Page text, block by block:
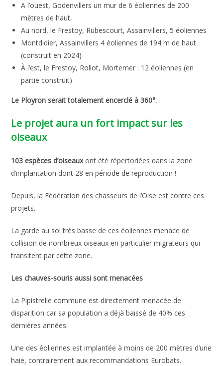
A l’ouest, Godenvillers un mur de 6 éoliennes de 200
mètres de haut,
Au nord, le Frestoy, Rubescourt, Assainvillers, 5 éoliennes
Montdidier, Assainvillers 4 éoliennes de 194 m de haut
(construit en 2024)
À l’est, le Frestoy, Rollot, Mortemer : 12 éoliennes (en
partie construit)
Le Ployron serait totalement encerclé à 360°.
Le projet aura un fort impact sur les
oiseaux
103 espèces d’oiseauxont été répertoriées dans la zone
d’implantation dont 28 en période de reproduction !
Depuis, la Fédération des chasseurs de l’Oise est contre ces
projets.
La garde au sol très basse de ces éoliennes menace de
collision de nombreux oiseaux en particulier migrateurs qui
transitent par cette zone.
Les chauves-souris aussi sont menacées
La Pipistrelle commune est directement menacée de
disparition car sa population a déjà baissé de 40% ces
dernières années.
Une des éoliennes est implantée à moins de 200 mètres d’une
haie, contrairement aux recommandations Eurobats.